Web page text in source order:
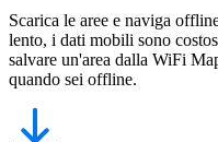
Scarica le aree e naviga
lento, i dati mobili sono
salvare un'area dalla WiFi
quando sei offline.